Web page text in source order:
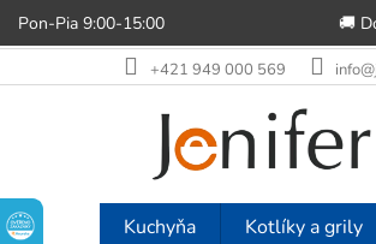
Pon-Pia 9:00-15:00 🚚
na
+421 949 000 569
Kuchyňa Kotlíky a grily